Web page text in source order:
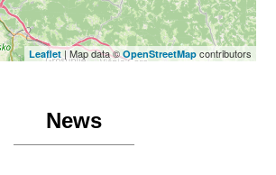
Leaflet| Map data ©OpenStreetMapcontributors
News